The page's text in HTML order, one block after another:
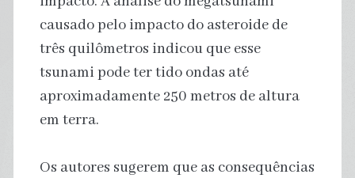
causado pelo impacto do asteroide de
três quilômetros indicou que esse
tsunami pode ter tido ondas até
aproximadamente 250 metros de altura
em terra.
Os autores sugerem que as consequências